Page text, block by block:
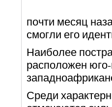
почти месяц
смогли его
Наиболее
расположен
Среди